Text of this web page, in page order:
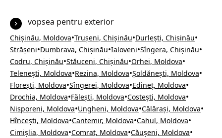
vopsea pentru exterior
Chișinău, Moldova•Trușeni, Chișinău•Durlești, Chișinău•
Strășeni•Dumbrava, Chișinău•Ialoveni•Sîngera, Chișinău•
Codru, Chișinău•Stăuceni, Chișinău•Orhei, Moldova•
Telenești, Moldova•Rezina, Moldova•Șoldănești, Moldova•
Florești, Moldova•Sîngerei, Moldova•Edineț, Moldova•
Drochia, Moldova•Fălești, Moldova•Costești, Moldova•
Nisporeni, Moldova•Ungheni, Moldova•Călărași, Moldova•
Hîncești, Moldova•Cantemir, Moldova•Cahul, Moldova•
Cimișlia, Moldova•Comrat, Moldova•Căușeni, Moldova•